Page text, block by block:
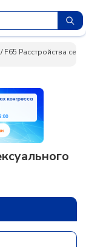
/F65 Расстройства